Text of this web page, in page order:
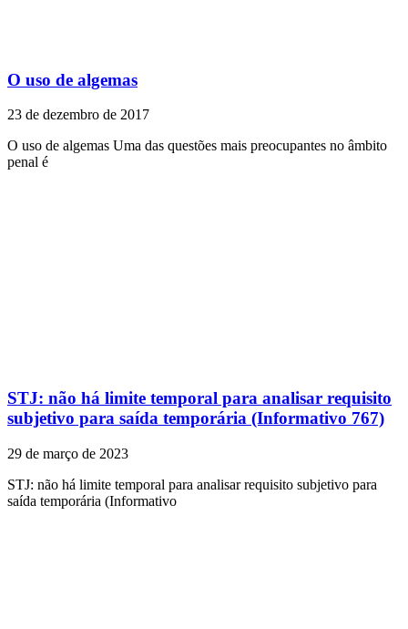
O uso de algemas
23 de dezembro de 2017
O uso de algemas Uma das questões mais preocupantes no âmbito
penal é
STJ: não há limite temporal para analisar requisito
subjetivo para saída temporária (Informativo 767)
29 de março de 2023
STJ: não há limite temporal para analisar requisito subjetivo para
saída temporária (Informativo